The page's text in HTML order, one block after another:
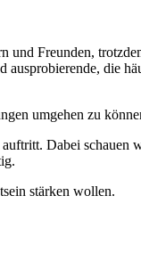
und Freunden,
ausprobierende, die
umgehen zu
Dabei schauen
stärken wollen.